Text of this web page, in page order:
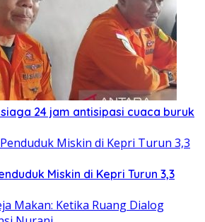
24 jam antisipasi cuaca buruk
Miskin di Kepri Turun 3,3